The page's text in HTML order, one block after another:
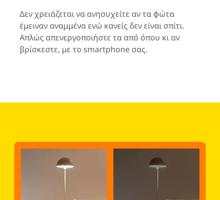
Δεν χρειάζεται να ανησυχείτε αν τα φώτα
έμειναν αναμμένα ενώ κανείς δεν είναι σπίτι.
Απλώς απενεργοποιήστε τα από όπου κι αν
βρίσκεστε, με το smartphone σας.